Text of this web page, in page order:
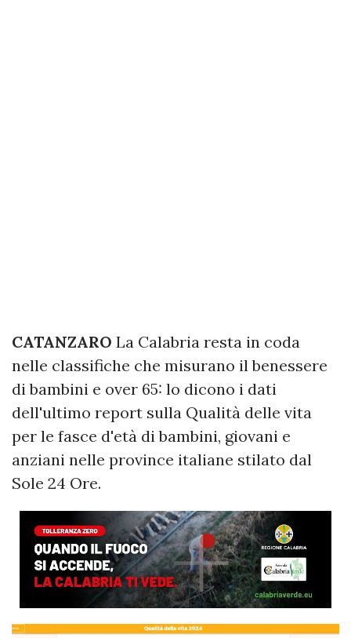
CATANZARO La Calabria resta in coda
nelle classifiche che misurano il benessere
di bambini e over 65: lo dicono i dati
dell'ultimo report sulla Qualità delle vita
per le fasce d'età di bambini, giovani e
anziani nelle province italiane stilato dal
Sole 24 Ore.